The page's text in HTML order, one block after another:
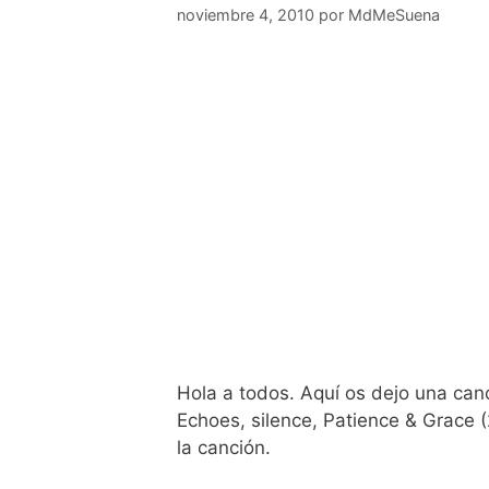
noviembre 4, 2010 por MdMeSuena
Hola a todos. Aquí os dejo una
Echoes, silence, Patience &
la canción.